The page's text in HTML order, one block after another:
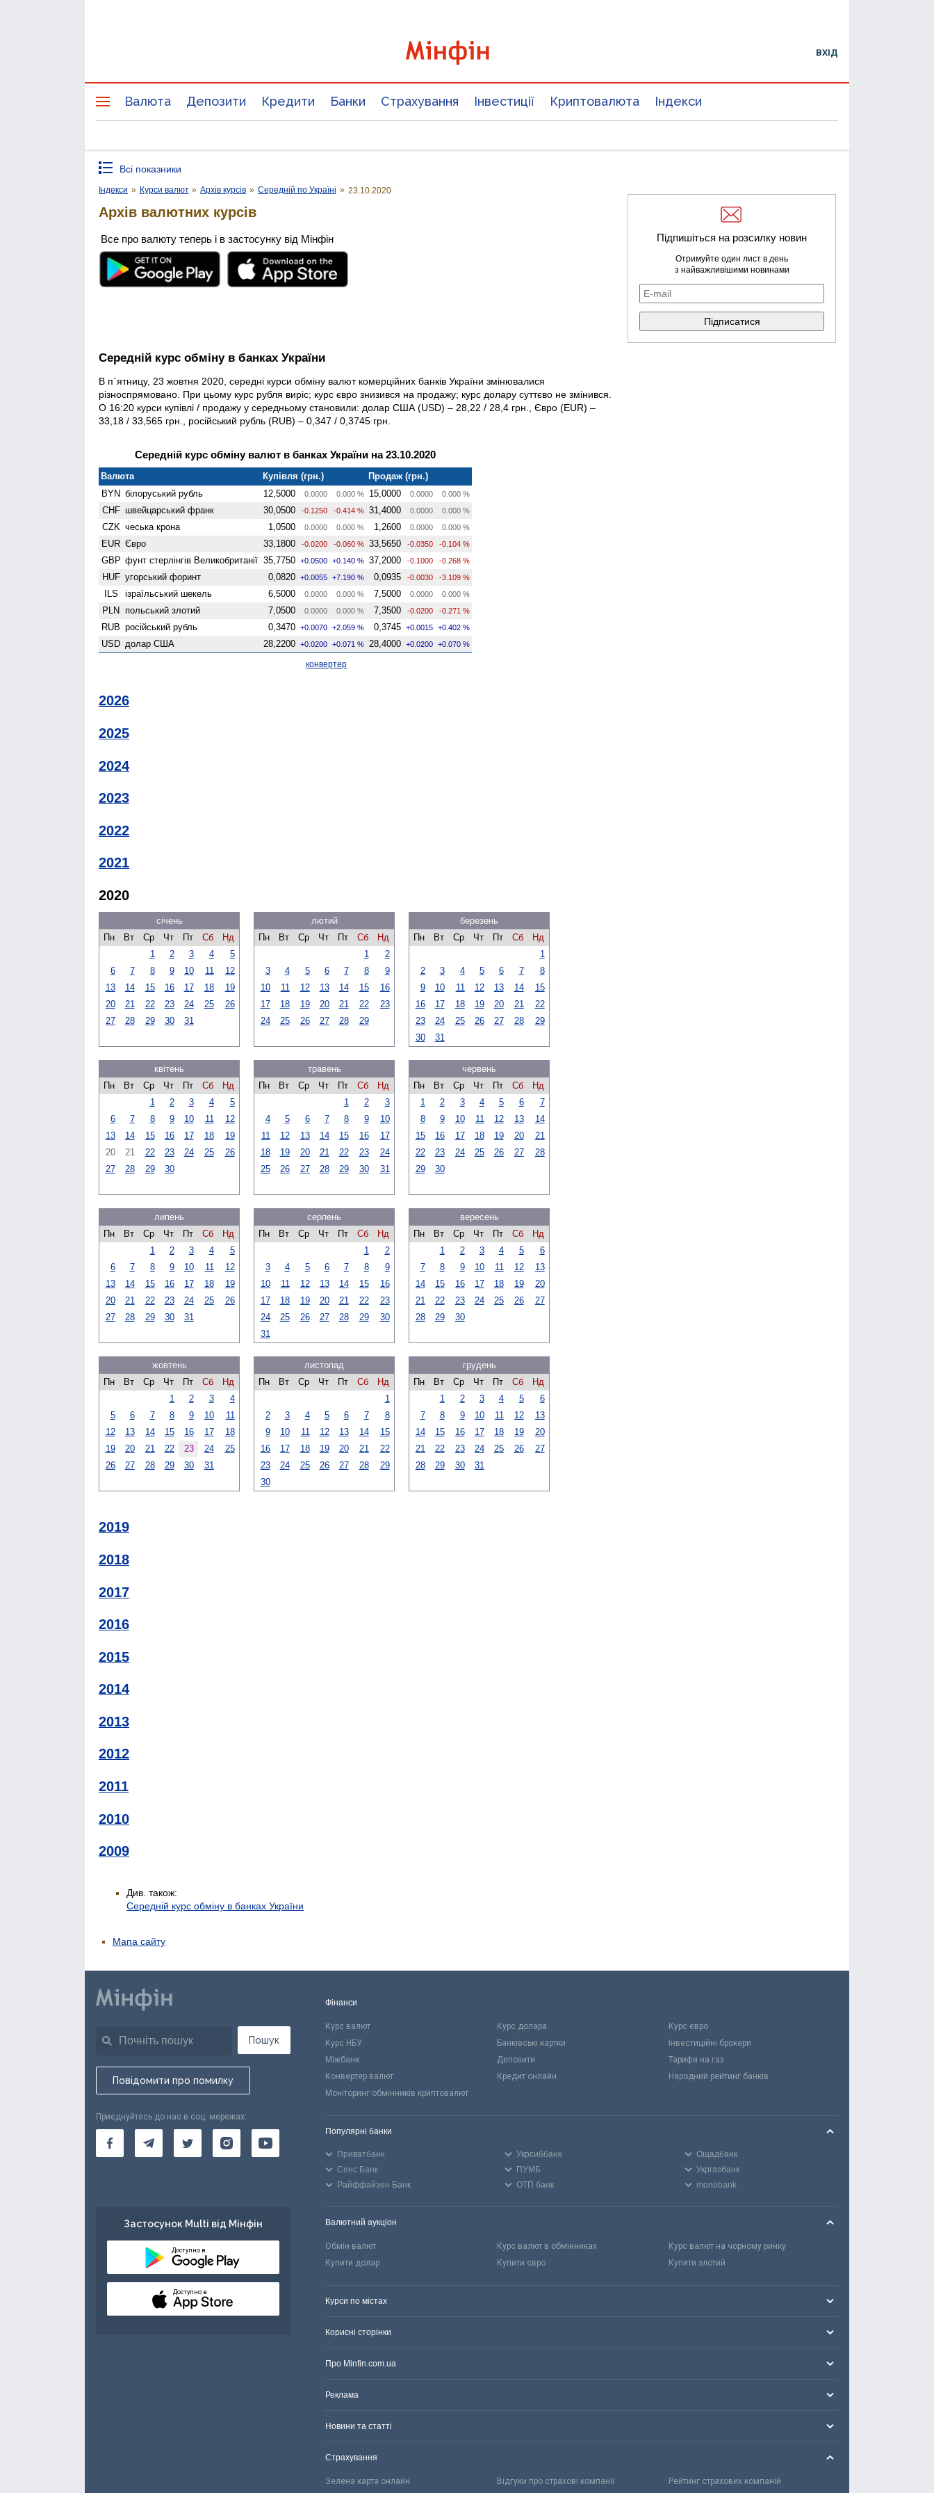
ВХІД
Валюта Депозити Кредити Банки Страхування Інвестиції Криптовалюта Індекси
Всі показники
Індекси » Курси валют » Архів курсів » Середній по Україні » 23.10.2020
Архів валютних курсів
Все про валюту теперь і в застосунку від Мінфін
Середній курс обміну в банках України
В п`ятницу, 23 жовтня 2020, середні курси обміну валют комерційних банків України змінювалися
різноспрямовано. При цьому курс рубля виріс; курс євро знизився на продажу; курс долару суттєво не змінився.
О 16:20 курси купівлі / продажу у середньому становили: долар США (USD) – 28,22 / 28,4 грн., Євро (EUR) –
33,18 / 33,565 грн., російський рубль (RUB) – 0,347 / 0,3745 грн.
Середній курс обміну валют в банках України на 23.10.2020
Валюта Купівля (грн.)
Продаж (грн.)
BYN білоруський рубль 12,5000 0.0000 0.000 % 15,0000 0.0000 0.000 %
CHF швейцарський франк 30,0500 -0.1250 -0.414 % 31,4000 0.0000 0.000 %
CZK чеська крона 1,0500 0.0000 0.000 % 1,2600 0.0000 0.000 %
EUR Євро 33,1800 -0.0200 -0.060 % 33,5650 -0.0350 -0.104 %
GBP фунт стерлінгів Велико­британії 35,7750 +0.0500 +0.140 % 37,2000 -0.1000 -0.268 %
HUF угорський форинт 0,0820 +0.0055 +7.190 % 0,0935 -0.0030 -3.109 %
ILS ізраїльський шекель 6,5000 0.0000 0.000 % 7,5000 0.0000 0.000 %
PLN польський злотий 7,0500 0.0000 0.000 % 7,3500 -0.0200 -0.271 %
RUB російський рубль 0,3470 +0.0070 +2.059 % 0,3745 +0.0015 +0.402 %
USD долар США 28,2200 +0.0200 +0.071 % 28,4000 +0.0200 +0.070 %
конвертер
2026
2025
2024
2023
2022
2021
2020
січень
Пн
Вт Ср Чт Пт Сб
Нд
1
2 3 4
5
6
7 8 9 10 11
12
13
14 15 16 17 18
19
20
21 22 23 24 25
26
27
28 29 30 31
лютий
Пн
Вт Ср Чт Пт Сб
Нд
1
2
3
4 5 6 7 8
9
10
11 12 13 14 15
16
17
18 19 20 21 22
23
24
25 26 27 28 29
березень
Пн
Вт Ср Чт Пт Сб
Нд
1
2
3 4 5 6 7
8
9
10 11 12 13 14
15
16
17 18 19 20 21
22
23
24 25 26 27 28
29
30
31
квітень
Пн
Вт Ср Чт Пт Сб
Нд
1
2 3 4
5
6
7 8 9 10 11
12
13
14 15 16 17 18
19
20
21 22 23 24 25
26
27
28 29 30
травень
Пн
Вт Ср Чт Пт Сб
Нд
1
2
3
4
5 6 7 8 9
10
11
12 13 14 15 16
17
18
19 20 21 22 23
24
25
26 27 28 29 30 31
червень
Пн
Вт Ср Чт Пт Сб
Нд
1
2 3 4 5 6
7
8
9 10 11 12 13
14
15
16 17 18 19 20
21
22
23 24 25 26 27
28
29
30
липень
Пн
Вт Ср Чт Пт Сб
Нд
1
2 3 4
5
6
7 8 9 10 11
12
13
14 15 16 17 18
19
20
21 22 23 24 25
26
27
28 29 30 31
серпень
Пн
Вт Ср Чт Пт Сб
Нд
1
2
3
4 5 6 7 8
9
10
11 12 13 14 15
16
17
18 19 20 21 22
23
24
25 26 27 28 29
30
31
вересень
Пн
Вт Ср Чт Пт Сб
Нд
1
2 3 4 5
6
7
8 9 10 11 12
13
14
15 16 17 18 19
20
21
22 23 24 25 26
27
28
29 30
жовтень
Пн
Вт Ср Чт Пт Сб
Нд
1
2 3
4
5
6 7 8 9 10
11
12
13 14 15 16 17
18
19
20 21 22 23 24
25
26
27 28 29 30 31
листопад
Пн
Вт Ср Чт Пт Сб
Нд
1
2
3 4 5 6 7
8
9
10 11 12 13 14
15
16
17 18 19 20 21
22
23
24 25 26 27 28
29
30
грудень
Пн
Вт Ср Чт Пт Сб
Нд
1
2 3 4 5
6
7
8 9 10 11 12
13
14
15 16 17 18 19
20
21
22 23 24 25 26
27
28
29 30 31
2019
2018
2017
2016
2015
2014
2013
2012
2011
2010
2009
Див. також:
Середній курс обміну в банках України
Підпишіться на розсилку новин
Отримуйте один лист в день
з найважливішими новинами
Мапа сайту
Пошук
Повідомити про помилку
Приєднуйтесь до нас в соц. мережах:
Застосунок Multi від Мінфін
Доступно в
Доступно в
Фінанси
Курс валют Курс долара
Курс євро
Курс НБУ
Банківські картки
Інвестиційні брокери
Міжбанк
Депозити
Тарифи на газ
Конвертер валют
Кредит онлайн
Народний рейтинг банків
Моніторинг обмінників криптовалют
Популярні банки
Приватбанк Укрсиббанк
Ощадбанк
Сенс Банк
ПУМБ
Укргазбанк
Райффайзен Банк
ОТП банк monobank
Валютний аукціон
Обмін валют Курс валют в обмінниках
Курс валют на чорному ринку
Купити долар
Купити євро Купити злотий
Курси по містах
Корисні сторінки
Про Minfin.com.ua
Реклама
Новини та статті
Страхування
Зелена карта онлайн Відгуки про страхові компанії Рейтинг страхових компаній